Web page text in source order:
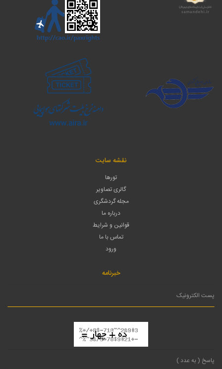
نقشه سایت
تورها
گالری تصاویر
مجله گردشگری
درباره ما
قوانین و شرایط
تماس با ما
ورود
خبرنامه